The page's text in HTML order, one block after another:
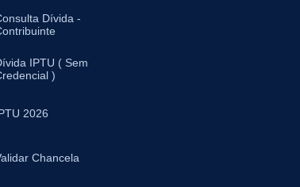
Dívida -
IPTU ( Sem
)
2026
Chancela